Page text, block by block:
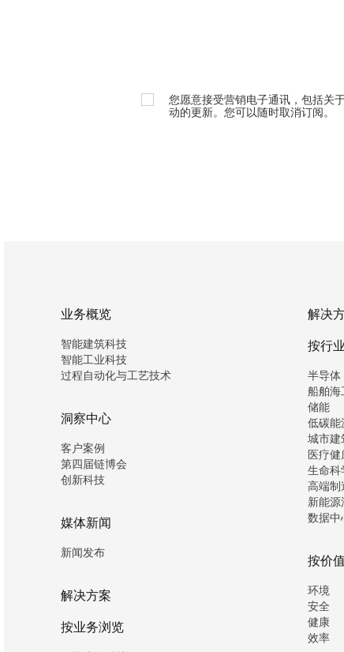
您愿意接受营销电子通讯，包括关
动的更新。您可以随时取消订阅。
业务概览
智能建筑科技
智能工业科技
过程自动化与工艺技术
洞察中心
客户案例
第四届链博会
创新科技
媒体新闻
新闻发布
解决方案
按业务浏览
解决
按行
半导体
船舶海
储能
低碳能
城市建
医疗健
生命科
高端制
新能源
数据中
按价
环境
安全
健康
效率